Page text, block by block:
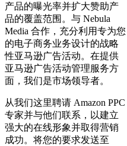
产品的曝光率并扩大赞助产
品的覆盖范围。与 Nebula
Media 合作，充分利用专为您
的电子商务业务设计的战略
性亚马逊广告活动。在提供
亚马逊广告活动管理服务方
面，我们是市场领导者。
从我们这里聘请 Amazon PPC
专家并与他们联系，以建立
强大的在线形象并取得营销
成功。将您的要求发送至